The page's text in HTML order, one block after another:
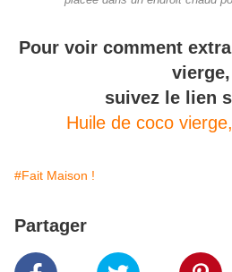
Pour voir comment
vierge,
suivez le lien
Huile de coco
#Fait Maison !
Partager